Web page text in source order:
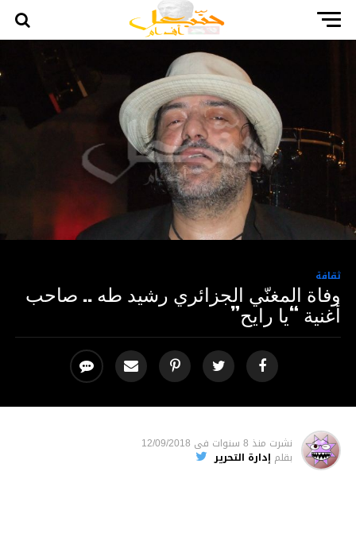
ثقافة
وفاة المغنّي الجزائري رشيد طه .. صاحب
أغنية “يا رايح”
نشرت منذ 8 سنوات فى 12/09/2018
بقلم إدارة التحرير